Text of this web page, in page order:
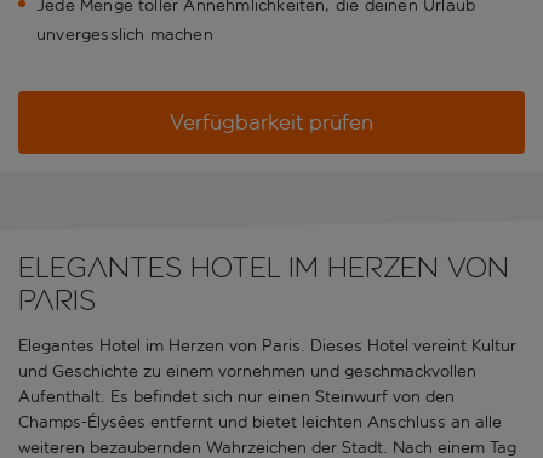
Jede Menge toller Annehmlichkeiten, die deinen Urlaub
unvergesslich machen
Verfügbarkeit prüfen
Elegantes Hotel im Herzen von
Paris
Elegantes Hotel im Herzen von Paris. Dieses Hotel vereint Kultur
und Geschichte zu einem vornehmen und geschmackvollen
Aufenthalt. Es befindet sich nur einen Steinwurf von den
Champs-Élysées entfernt und bietet leichten Anschluss an alle
weiteren bezaubernden Wahrzeichen der Stadt. Nach einem Tag